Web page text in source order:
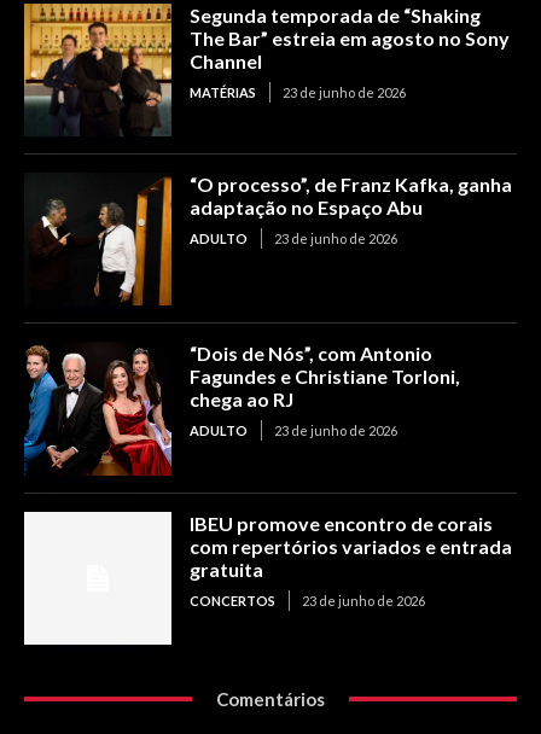
Segunda temporada de “Shaking
The Bar” estreia em agosto no Sony
Channel
MATÉRIAS 23 de junho de 2026
“O processo”, de Franz Kafka, ganha
adaptação no Espaço Abu
ADULTO 23 de junho de 2026
“Dois de Nós”, com Antonio
Fagundes e Christiane Torloni,
chega ao RJ
ADULTO 23 de junho de 2026
IBEU promove encontro de corais
com repertórios variados e entrada
gratuita
CONCERTOS 23 de junho de 2026
Comentários